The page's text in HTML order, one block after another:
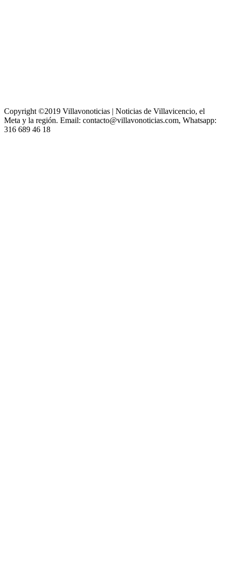
Copyright ©2019 Villavonoticias | Noticias de Villavicencio, el
Meta y la región. Email: contacto@villavonoticias.com, Whatsapp:
316 689 46 18